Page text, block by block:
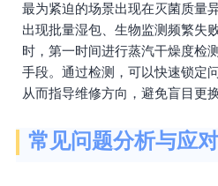
最为紧迫的场景出现在灭菌质量
出现批量湿包、生物监测频繁失
时，第一时间进行蒸汽干燥度检
手段。通过检测，可以快速锁定
从而指导维修方向，避免盲目更换
常见问题分析与应